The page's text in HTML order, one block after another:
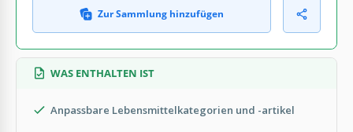
Zur Sammlung hinzufügen
WAS ENTHALTEN IST
Anpassbare Lebensmittelkategorien und -artikel